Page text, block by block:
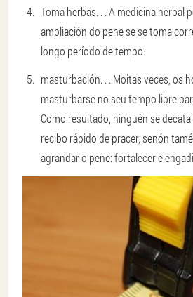
Toma herbas. . . A medicina herbal
ampliación do pene se se toma
longo período de tempo.
masturbación. . . Moitas veces, os
masturbarse no seu tempo libre
Como resultado, ninguén se
recibo rápido de pracer, senón
agrandar o pene: fortalecer e